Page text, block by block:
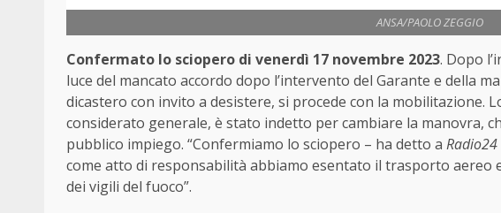
ANSA/PAOLO ZEGGIO
Confermato lo sciopero di venerdì 17 novembre 2023. Dopo
luce del mancato accordo dopo l’intervento del Garante e della
dicastero con invito a desistere, si procede con la mobilitazione.
considerato generale, è stato indetto per cambiare la manovra,
pubblico impiego. “Confermiamo lo sciopero – ha detto a Radio24
come atto di responsabilità abbiamo esentato il trasporto aereo
dei vigili del fuoco”.